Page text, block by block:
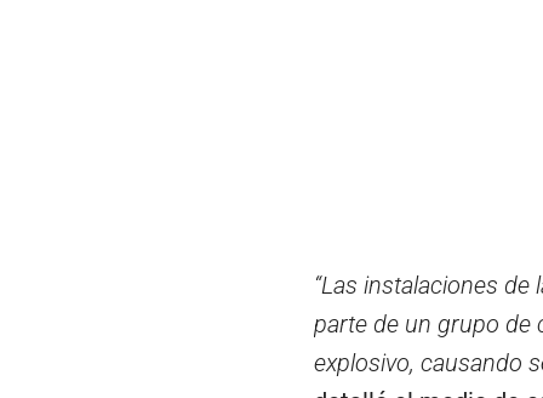
“Las instalaciones
parte de un grupo de
explosivo, causando